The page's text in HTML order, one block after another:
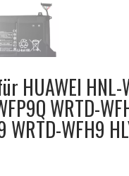
HUAWEI HNL-
WRTD-
WRTD-WFH9